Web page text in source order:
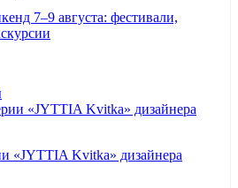
7–9 августа: фестивали,
«JYTTIA Kvitka» дизайнера